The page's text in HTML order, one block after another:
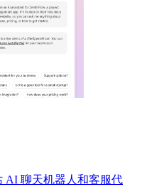
AI 聊天机器人和客服代